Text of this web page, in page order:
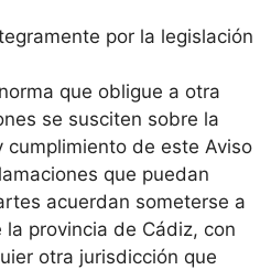
por la legislación
que obligue a otra
se susciten sobre la
cumplimiento de este Aviso
que puedan
acuerdan someterse a
provincia de Cádiz, con
otra jurisdicción que